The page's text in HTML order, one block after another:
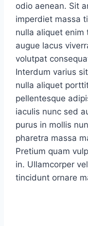
odio aenean. Sit
imperdiet massa
nulla aliquet enim
augue lacus
volutpat
Interdum varius
nulla aliquet
pellentesque
iaculis nunc sed
purus in mollis
pharetra massa
Pretium quam
in. Ullamcorper
tincidunt ornare